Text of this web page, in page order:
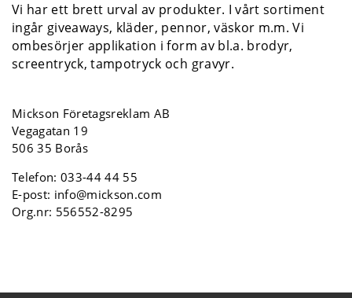
Vi har ett brett urval av produkter. I vårt sortiment
ingår giveaways, kläder, pennor, väskor m.m. Vi
ombesörjer applikation i form av bl.a. brodyr,
screentryck, tampotryck och gravyr.
Mickson Företagsreklam AB
Vegagatan 19
506 35 Borås
Telefon:033-44 44 55
E-post: info@mickson.com
Org.nr: 556552-8295